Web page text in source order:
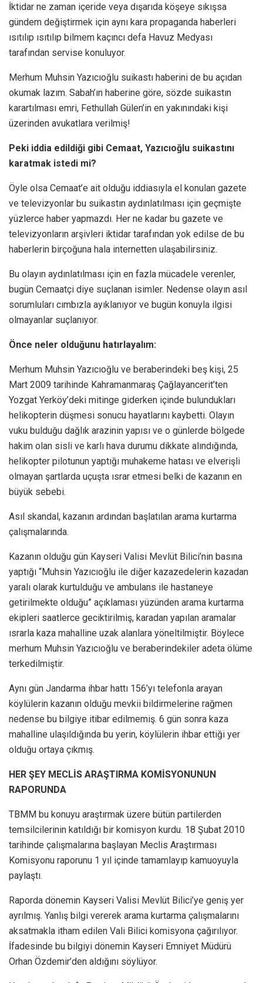
İktidar ne zaman içeride veya dışarıda köşeye sıkışsa
gündem değiştirmek için aynı kara propaganda haberleri
ısıtılıp ısıtılıp bilmem kaçıncı defa Havuz Medyası
tarafından servise konuluyor.
Merhum Muhsin Yazıcıoğlu suikastı haberini de bu açıdan
okumak lazım. Sabah’ın haberine göre, sözde suikastın
karartılması emri, Fethullah Gülen’in en yakınındaki kişi
üzerinden avukatlara verilmiş!
Peki iddia edildiği gibi Cemaat, Yazıcıoğlu suikastını
karatmak istedi mi?
Öyle olsa Cemaat’e ait olduğu iddiasıyla el konulan gazete
ve televizyonlar bu suikastın aydınlatılması için geçmişte
yüzlerce haber yapmazdı. Her ne kadar bu gazete ve
televizyonların arşivleri iktidar tarafından yok edilse de bu
haberlerin birçoğuna hala internetten ulaşabilirsiniz.
Bu olayın aydınlatılması için en fazla mücadele verenler,
bugün Cemaatçi diye suçlanan isimler. Nedense olayın asıl
sorumluları cımbızla ayıklanıyor ve bugün konuyla ilgisi
olmayanlar suçlanıyor.
Önce neler olduğunu hatırlayalım:
Merhum Muhsin Yazıcıoğlu ve beraberindeki beş kişi, 25
Mart 2009 tarihinde Kahramanmaraş Çağlayancerit’ten
Yozgat Yerköy’deki mitinge giderken içinde bulundukları
helikopterin düşmesi sonucu hayatlarını kaybetti. Olayın
vuku bulduğu dağlık arazinin yapısı ve o günlerde bölgede
hakim olan sisli ve karlı hava durumu dikkate alındığında,
helikopter pilotunun yaptığı muhakeme hatası ve elverişli
olmayan şartlarda uçuşta ısrar etmesi belki de kazanın en
büyük sebebi.
Asıl skandal, kazanın ardından başlatılan arama kurtarma
çalışmalarında.
Kazanın olduğu gün Kayseri Valisi Mevlüt Bilici’nin basına
yaptığı “Muhsin Yazıcıoğlu ile diğer kazazedelerin kazadan
yaralı olarak kurtulduğu ve ambulans ile hastaneye
getirilmekte olduğu” açıklaması yüzünden arama kurtarma
ekipleri saatlerce geciktirilmiş, karadan yapılan aramalar
ısrarla kaza mahalline uzak alanlara yöneltilmiştir. Böylece
merhum Muhsin Yazıcıoğlu ve beraberindekiler adeta ölüme
terkedilmiştir.
Aynı gün Jandarma ihbar hattı 156’yı telefonla arayan
köylülerin kazanın olduğu mevkii bildirmelerine rağmen
nedense bu bilgiye itibar edilmemiş. 6 gün sonra kaza
mahalline ulaşıldığında bu yerin, köylülerin ihbar ettiği yer
olduğu ortaya çıkmış.
HER ŞEY MECLİS ARAŞTIRMA KOMİSYONUNUN
RAPORUNDA
TBMM bu konuyu araştırmak üzere bütün partilerden
temsilcilerinin katıldığı bir komisyon kurdu. 18 Şubat 2010
tarihinde çalışmalarına başlayan Meclis Araştırması
Komisyonu raporunu 1 yıl içinde tamamlayıp kamuoyuyla
paylaştı.
Raporda dönemin Kayseri Valisi Mevlüt Bilici’ye geniş yer
ayrılmış. Yanlış bilgi vererek arama kurtarma çalışmalarını
aksatmakla itham edilen Vali Bilici komisyona çağırılıyor.
İfadesinde bu bilgiyi dönemin Kayseri Emniyet Müdürü
Orhan Özdemir’den aldığını söylüyor.